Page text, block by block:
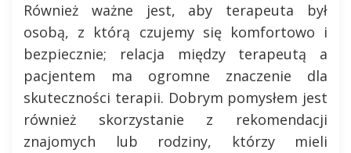
Również ważne jest, aby terapeuta był
osobą, z którą czujemy się komfortowo i
bezpiecznie; relacja między terapeutą a
pacjentem ma ogromne znaczenie dla
skuteczności terapii. Dobrym pomysłem jest
również skorzystanie z rekomendacji
znajomych lub rodziny, którzy mieli